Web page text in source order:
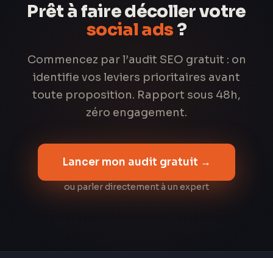
Prêt à faire décoller votre
social ads ?
Commencez par l’audit SEO gratuit : on
identifie vos leviers prioritaires avant
toute proposition. Rapport sous 48h,
zéro engagement.
Lancer mon audit gratuit →
ou parler directement à un expert